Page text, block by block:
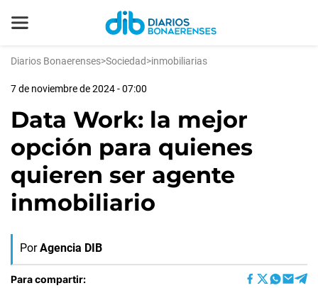
Diarios Bonaerenses>Sociedad>inmobiliarias
7 de noviembre de 2024 - 07:00
Data Work: la mejor
opción para quienes
quieren ser agente
inmobiliario
Por Agencia DIB
Para compartir: